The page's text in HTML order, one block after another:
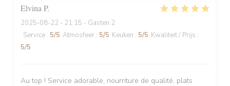
Elvina P
2025-08-22 - 21:15 - Gasten 2
Service : 5/5 Atmosfeer : 5/5 Keuken : 5/5 Kwaliteit / Prijs :
5/5
Au top ! Service adorable, nourriture de qualité, plats